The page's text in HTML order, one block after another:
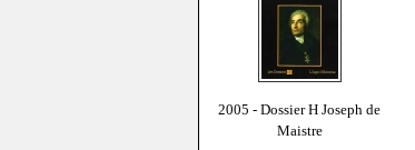
2005 - Dossier H Joseph de
Maistre